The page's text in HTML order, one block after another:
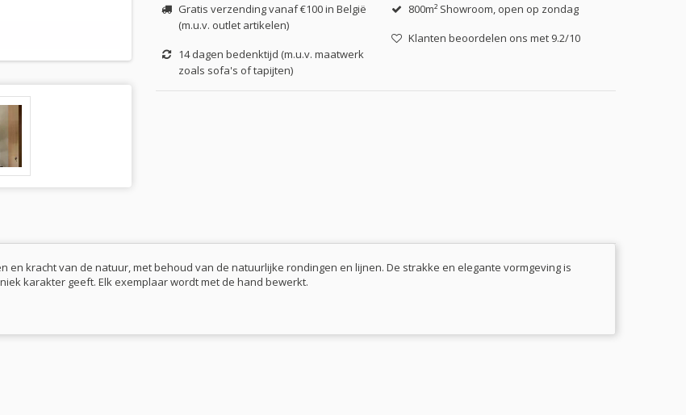
Gratis verzending vanaf €100 in België
(m.u.v. outlet artikelen)
14 dagen bedenktijd (m.u.v. maatwerk
zoals sofa's of tapijten)
800m² Showroom, open op zondag
Klanten beoordelen ons met 9.2/10
en kracht van de natuur, met behoud van de natuurlijke rondingen en lijnen. De strakke en elegante vormgeving is
karakter geeft. Elk exemplaar wordt met de hand bewerkt.